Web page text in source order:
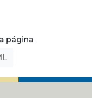
página